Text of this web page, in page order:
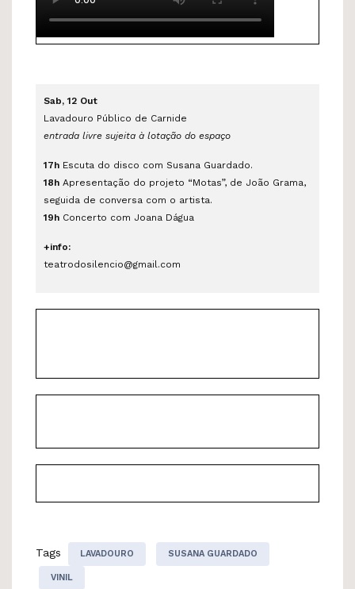
Sab, 12 Out
Lavadouro Público de Carnide
entrada livre sujeita à lotação do espaço
17h Escuta do disco com Susana Guardado.
18h Apresentação do projeto “Motas”, de João Grama,
seguida de conversa com o artista.
19h Concerto com Joana Dágua
+info:
teatrodosilencio@gmail.com
Tags LAVADOURO SUSANA GUARDADO
VINIL